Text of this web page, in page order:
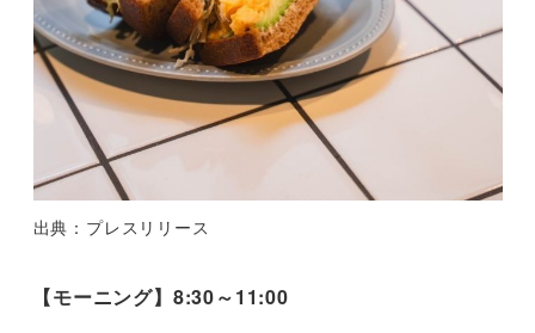
出典：プレスリリース
【モーニング】8:30～11:00